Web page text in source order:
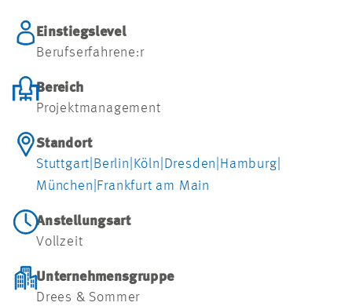
Einstiegslevel
Berufserfahrene:r
Bereich
Projektmanagement
Standort
Stuttgart Berlin Köln Dresden Hamburg
München Frankfurt am Main
Anstellungsart
Vollzeit
Unternehmensgruppe
Drees & Sommer